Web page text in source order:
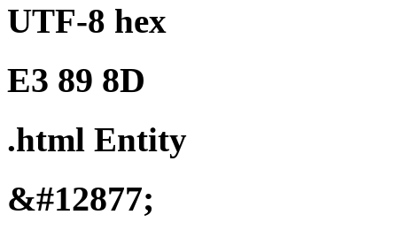
UTF-8 hex
E3 89 8D
.html Entity
&#12877;